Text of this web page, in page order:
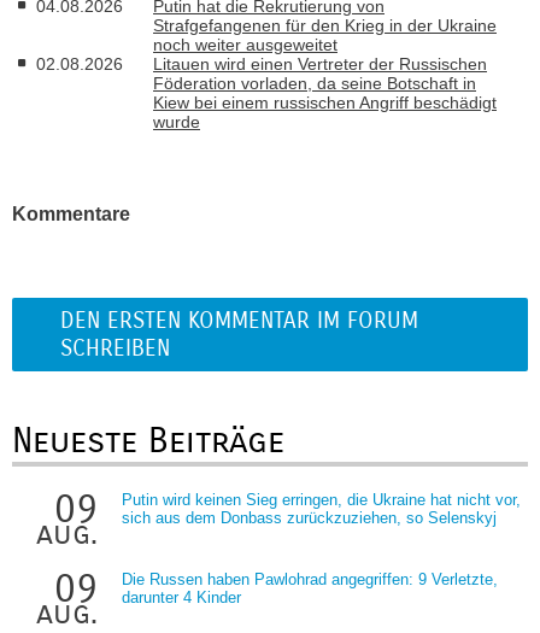
04.08.2026
Putin hat die Rekrutierung von
Strafgefangenen für den Krieg in der Ukraine
noch weiter ausgeweitet
02.08.2026
Litauen wird einen Vertreter der Russischen
Föderation vorladen, da seine Botschaft in
Kiew bei einem russischen Angriff beschädigt
wurde
Kommentare
DEN ERSTEN KOMMENTAR IM FORUM
SCHREIBEN
Neueste Beiträge
09
aug.
Putin wird keinen Sieg erringen, die Ukraine hat nicht vor,
sich aus dem Donbass zurückzuziehen, so Selenskyj
09
aug.
Die Russen haben Pawlohrad angegriffen: 9 Verletzte,
darunter 4 Kinder